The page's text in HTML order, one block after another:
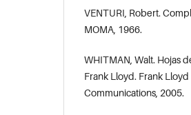
VENTURI, Robert.
MOMA, 1966.
WHITMAN, Walt. Hojas
Frank Lloyd. Frank
Communications, 2005.